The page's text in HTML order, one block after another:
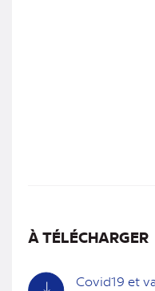
À TÉLÉCHARGER
Covid19 et